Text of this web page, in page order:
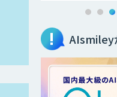
AIsmiley